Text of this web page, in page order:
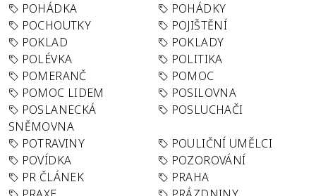
POHÁDKA
POHÁDKY
POCHOUTKY
POJIŠTĚNÍ
POKLAD
POKLADY
POLÉVKA
POLITIKA
POMERANČ
POMOC
POMOC LIDEM
POSILOVNA
POSLANECKÁ
SNĚMOVNA
POSLUCHAČI
POTRAVINY
POULIČNÍ UMĚLCI
POVÍDKA
POZOROVÁNÍ
PR ČLÁNEK
PRAHA